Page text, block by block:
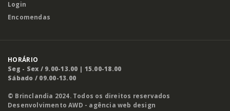
Login
Encomendas
HORÁRIO
Seg - Sex / 9.00-13.00 | 15.00-18.00
Sábado / 09.00-13.00
© Brinclandia 2024. Todos os direitos reservados
DesenvolvimentoAWD - agência web design